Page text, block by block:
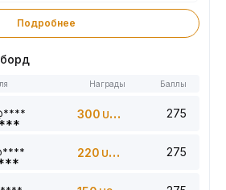
Подробнее
Награды Баллы
300 USDT 275
220 USDT 275